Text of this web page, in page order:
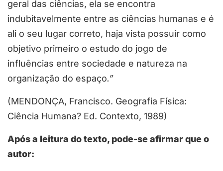
geral das ciências, ela se encontra
indubitavelmente entre as ciências humanas e é
ali o seu lugar correto, haja vista possuir como
objetivo primeiro o estudo do jogo de
influências entre sociedade e natureza na
organização do espaço.”
(MENDONÇA, Francisco. Geografia Física:
Ciência Humana? Ed. Contexto, 1989)
Após a leitura do texto, pode-se afirmar que o
autor: